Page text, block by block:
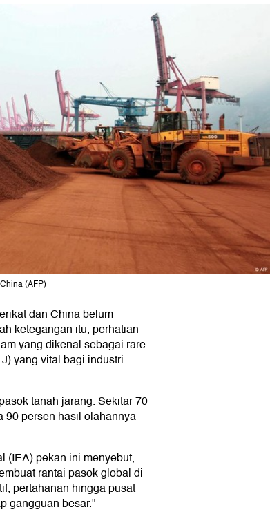
(AFP)
dan China belum
ketegangan itu, perhatian
yang dikenal sebagai rare
yang vital bagi industri
tanah jarang. Sekitar 70
90 persen hasil olahannya
(IEA) pekan ini menyebut,
rantai pasok global di
pertahanan hingga pusat
gangguan besar."